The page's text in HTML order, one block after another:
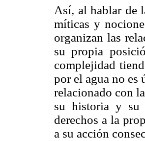
Así, al hablar de
míticas y
organizan las
su propia
complejidad
por el agua no es
relacionado con
su historia y su
derechos a la
a su acción